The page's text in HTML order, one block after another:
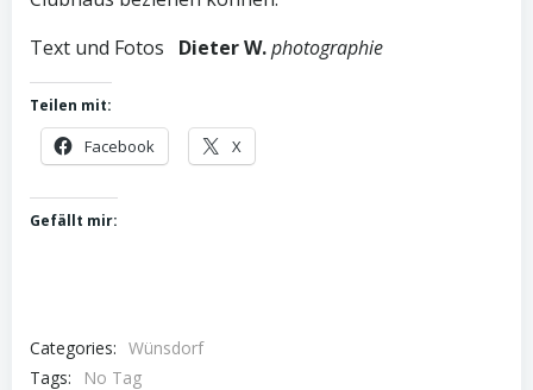
Text und Fotos Dieter W.photographie
Teilen mit:
Facebook X
Gefällt mir:
Categories: Wünsdorf
Tags:
No Tag